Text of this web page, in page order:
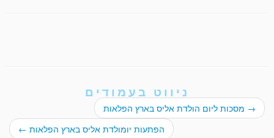
ניווט בעמודים
→ מסכות ליום הולדת אליס בארץ הפלאות
הפתעות יומולדת אליס בארץ הפלאות ←